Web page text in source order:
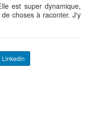
est super dynamique,
choses à raconter. J'y
Linkedin